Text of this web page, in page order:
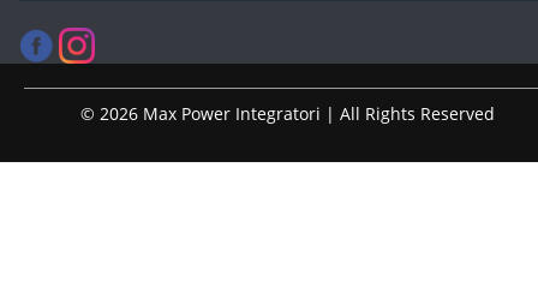
© 2026 Max Power Integratori | All Rights Reserved